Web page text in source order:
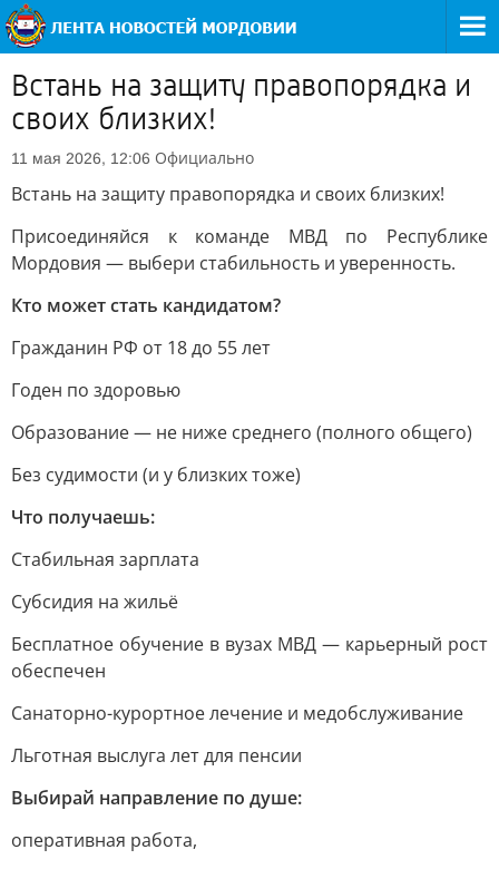
Встань на защиту правопорядка и
своих близких!
11 мая 2026, 12:06 Официально
Встань на защиту правопорядка и своих близких!
Присоединяйся к команде МВД по Республике
Мордовия — выбери стабильность и уверенность.
Кто может стать кандидатом?
Гражданин РФ от 18 до 55 лет
Годен по здоровью
Образование — не ниже среднего (полного общего)
Без судимости (и у близких тоже)
Что получаешь:
Стабильная зарплата
Субсидия на жильё
Бесплатное обучение в вузах МВД — карьерный рост
обеспечен
Санаторно-курортное лечение и медобслуживание
Льготная выслуга лет для пенсии
Выбирай направление по душе:
оперативная работа,